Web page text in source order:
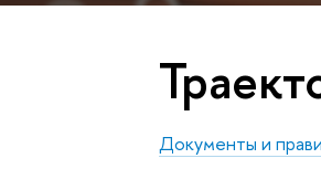
Документы и